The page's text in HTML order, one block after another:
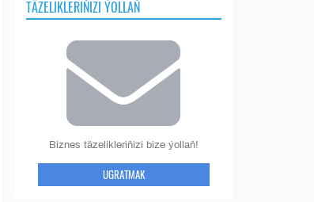
TÄZELIKLERIŇIZI ÝOLLAŇ
Biznes täzelikleriňizi bize ýollaň!
UGRATMAK